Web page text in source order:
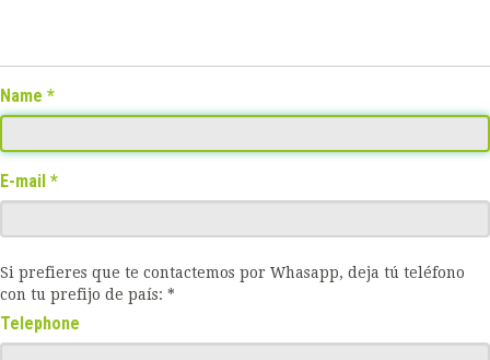
Name
E-mail
Si prefieres que te contactemos por Whasapp, deja tú teléfono
con tu prefijo de país: *
Telephone